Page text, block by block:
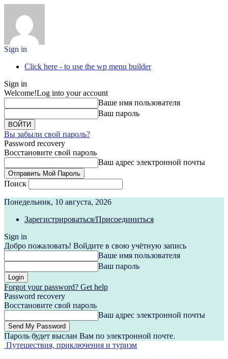
Sign in
Click here - to use the wp menu builder
Sign in
Welcome!Log into your account
Ваше имя пользователя
Ваш пароль
Вы забыли свой пароль?
Password recovery
Восстановите свой пароль
Ваш адрес электронной почты
Поиск
Понедельник, 10 августа, 2026
Зарегистрироваться/Присоединиться
Sign in
Добро пожаловать! Войдите в свою учётную запись
Ваше имя пользователя
Ваш пароль
Forgot your password? Get help
Password recovery
Восстановите свой пароль
Ваш адрес электронной почты
Пароль будет выслан Вам по электронной почте.
Путешествия, приключения и туризм